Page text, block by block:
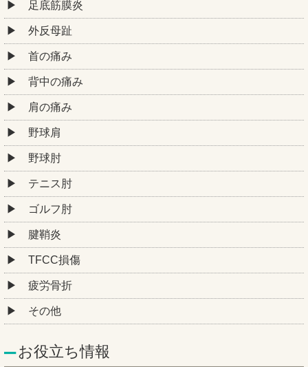
足底筋膜炎
外反母趾
首の痛み
背中の痛み
肩の痛み
野球肩
野球肘
テニス肘
ゴルフ肘
腱鞘炎
TFCC損傷
疲労骨折
その他
お役立ち情報